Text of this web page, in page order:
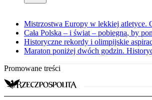
Mistrzostwa Europy w lekkiej atletyce.
Cała Polska – i świat – pobiegną, by
Historyczne rekordy i olimpijskie
Maraton poniżej dwóch godzin.
Promowane treści